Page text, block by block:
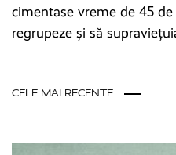
cimentase vreme de 45
regrupeze și să
CELE MAI RECENTE